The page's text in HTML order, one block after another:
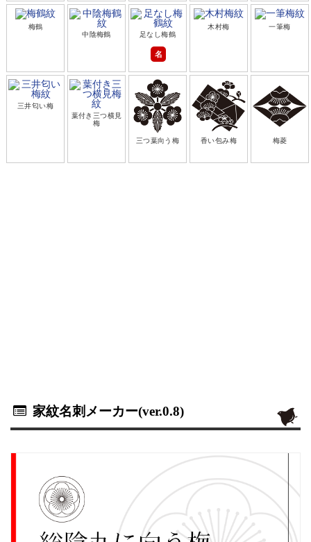
梅鶴
中陰梅鶴
足なし梅鶴
名
木村梅 一筆梅
三井匂い梅
葉付き三つ横見
梅
三つ葉向う梅 香い包み梅 梅菱
家紋名刺メーカー(ver.0.8)